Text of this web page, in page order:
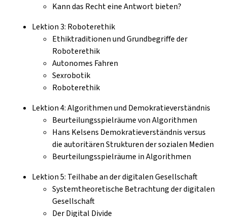
Kann das Recht eine Antwort bieten?
Lektion 3: Roboterethik
Ethiktraditionen und Grundbegriffe der
Roboterethik
Autonomes Fahren
Sexrobotik
Roboterethik
Lektion 4: Algorithmen und Demokratieverständnis
Beurteilungsspielräume von Algorithmen
Hans Kelsens Demokratieverständnis versus
die autoritären Strukturen der sozialen Medien
Beurteilungsspielräume in Algorithmen
Lektion 5: Teilhabe an der digitalen Gesellschaft
Systemtheoretische Betrachtung der digitalen
Gesellschaft
Der Digital Divide